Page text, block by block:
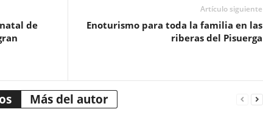
de
Artículo siguiente
Enoturismo para toda la familia en las
riberas del Pisuerga
Más del autor